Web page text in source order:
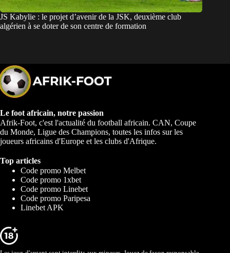
JS Kabylie : le projet d’avenir de la JSK, deuxième club
algérien à se doter de son centre de formation
Le foot africain, notre passion
Afrik-Foot, c'est l'actualité du football africain. CAN, Coupe
du Monde, Ligue des Champions, toutes les infos sur les
joueurs africains d'Europe et les clubs d'Afrique.
Top articles
Code promo Melbet
Code promo 1xbet
Code promo Linebet
Code promo Paripesa
Linebet APK